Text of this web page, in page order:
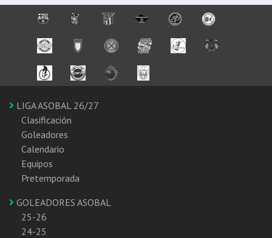
LIGA ASOBAL 26/27
Clasificación
Goleadores
Calendario
Equipos
Pretemporada
GOLEADORES ASOBAL
25-26
24-25